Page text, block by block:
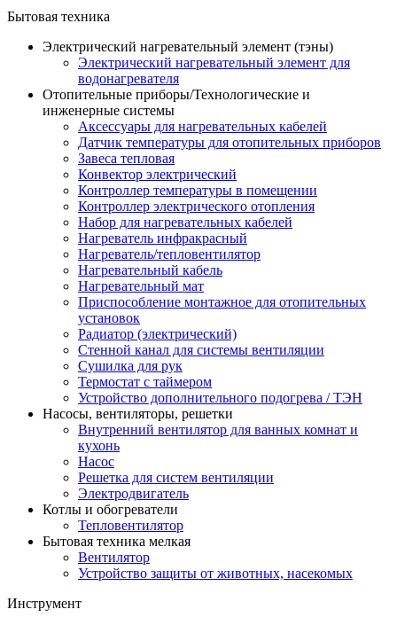
Бытовая техника
Электрический нагревательный элемент (тэны)
Электрический нагревательный элемент для
водонагревателя
Отопительные приборы/Технологические и
инженерные системы
Аксессуары для нагревательных кабелей
Датчик температуры для отопительных приборов
Завеса тепловая
Конвектор электрический
Контроллер температуры в помещении
Контроллер электрического отопления
Набор для нагревательных кабелей
Нагреватель инфракрасный
Нагреватель/тепловентилятор
Нагревательный кабель
Нагревательный мат
Приспособление монтажное для отопительных
установок
Радиатор (электрический)
Стенной канал для системы вентиляции
Сушилка для рук
Термостат с таймером
Устройство дополнительного подогрева / ТЭН
Насосы, вентиляторы, решетки
Внутренний вентилятор для ванных комнат и
кухонь
Насос
Решетка для систем вентиляции
Электродвигатель
Котлы и обогреватели
Тепловентилятор
Бытовая техника мелкая
Вентилятор
Устройство защиты от животных, насекомых
Инструмент